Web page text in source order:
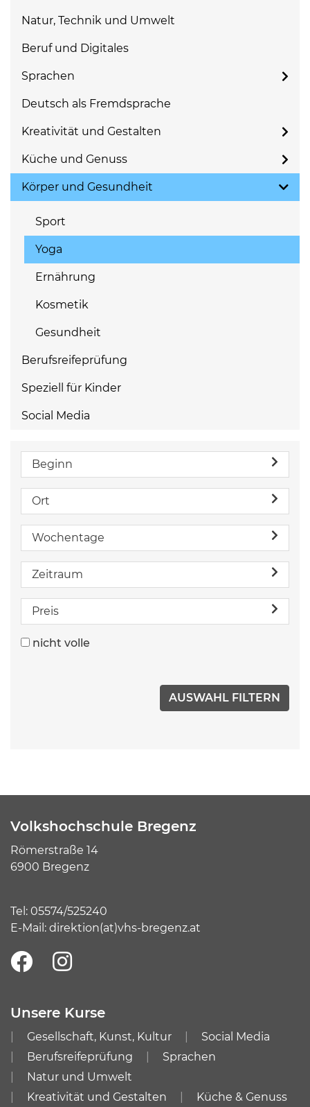
Natur, Technik und Umwelt
Beruf und Digitales
Sprachen
Deutsch als Fremdsprache
Kreativität und Gestalten
Küche und Genuss
Körper und Gesundheit
Sport
Yoga
Ernährung
Kosmetik
Gesundheit
Berufsreifeprüfung
Speziell für Kinder
Social Media
Beginn
Ort
Wochentage
Zeitraum
Preis
nicht volle
Volkshochschule Bregenz
Römerstraße 14
6900 Bregenz
Tel: 05574/525240
E-Mail: direktion(at)vhs-bregenz.at
Unsere Kurse
Gesellschaft, Kunst, Kultur
Social Media
Berufsreifeprüfung
Sprachen
Natur und Umwelt
Kreativität und Gestalten
Küche & Genuss